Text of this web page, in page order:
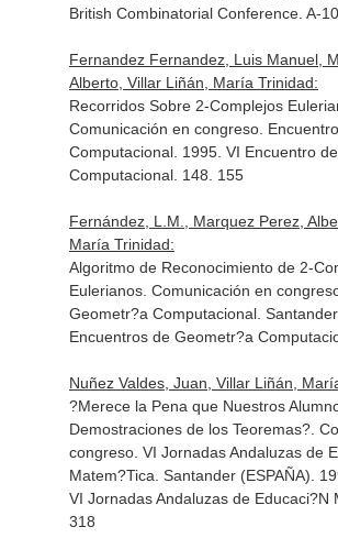
British Combinatorial Conference. A-
Fernandez Fernandez, Luis Manuel,
Alberto, Villar Liñán, María Trinidad:
Recorridos Sobre 2-Complejos
Comunicación en congreso.
Computacional. 1995. VI Encuentro
Computacional. 148. 155
Fernández, L.M., Marquez Perez,
María Trinidad:
Algoritmo de Reconocimiento de 2-
Eulerianos. Comunicación en
Geometr?a Computacional.
Encuentros de Geometr?a
Nuñez Valdes, Juan, Villar Liñán,
?Merece la Pena que Nuestros
Demostraciones de los Teoremas?.
congreso. VI Jornadas Andaluzas de
Matem?Tica. Santander (ESPAÑA).
VI Jornadas Andaluzas de Educaci?N
318